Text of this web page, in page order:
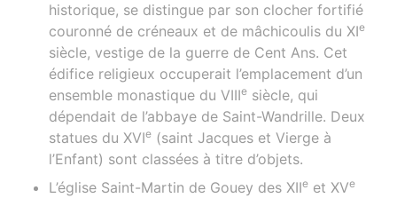
historique, se distingue par son clocher fortifié
couronné de créneaux et de mâchicoulis du XIe
siècle, vestige de la guerre de Cent Ans. Cet
édifice religieux occuperait l’emplacement d’un
ensemble monastique du VIIIe siècle, qui
dépendait de l’abbaye de Saint-Wandrille. Deux
statues du XVIe (saint Jacques et Vierge à
l’Enfant) sont classées à titre d’objets.
L’église Saint-Martin de Gouey des XIIe et XVe